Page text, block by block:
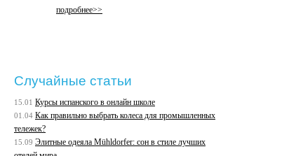
подробнее>>
Случайные статьи
15.01 Курсы испанского в онлайн школе
01.04 Как правильно выбрать колеса для промышленных
тележек?
15.09 Элитные одеяла Mühldorfer: сон в стиле лучших